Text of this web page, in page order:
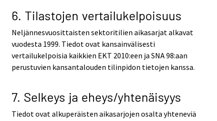
6. Tilastojen vertailukelpoisuus
Neljännesvuosittaisten sektoritilien aikasarjat alkavat
vuodesta 1999. Tiedot ovat kansainvälisesti
vertailukelpoisia kaikkien EKT 2010:een ja SNA 98:aan
perustuvien kansantalouden tilinpidon tietojen kanssa.
7. Selkeys ja eheys/yhtenäisyys
Tiedot ovat alkuperäisten aikasarjojen osalta yhteneviä